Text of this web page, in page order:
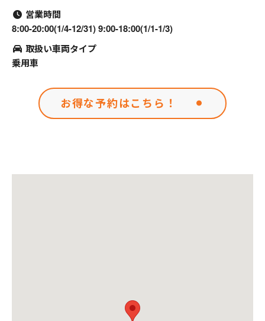
営業時間
8:00-20:00(1/4-12/31) 9:00-18:00(1/1-1/3)
取扱い車両タイプ
乗用車
お得な予約はこちら！